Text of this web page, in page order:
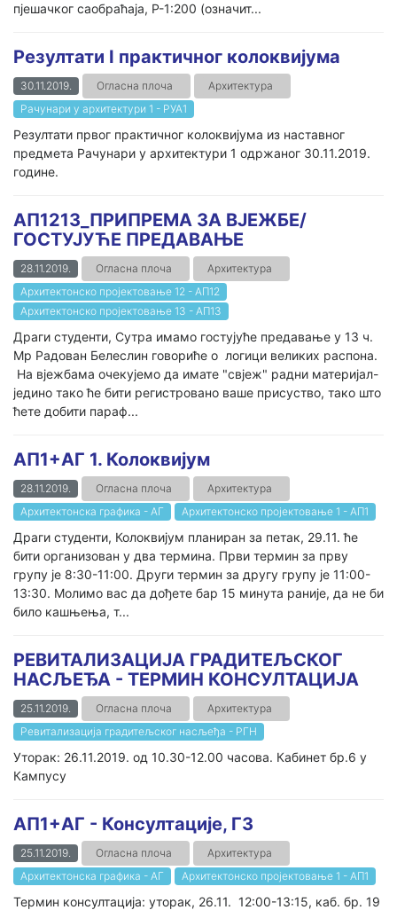
пјешачког саобраћаја, Р-1:200 (означит...
Резултати I практичног колоквијума
30.11.2019. Огласна плоча
Архитектура
Рачунари у архитектури 1 - РУА1
Резултати првог практичног колоквијума из наставног
предмета Рачунари у архитектури 1 одржаног 30.11.2019.
године.
АП1213_ПРИПРЕМА ЗА ВЈЕЖБЕ/
ГОСТУЈУЋЕ ПРЕДАВАЊЕ
28.11.2019. Огласна плоча
Архитектура
Архитектонско пројектовање 12 - АП12
Архитектонско пројектовање 13 - АП13
Драги студенти, Сутра имамо гостујуће предавање у 13 ч.
Мр Радован Белеслин говориће о логици великих распона.
На вјежбама очекујемо да имате "свјеж" радни материјал-
једино тако ће бити регистровано ваше присуство, тако што
ћете добити параф...
АП1+АГ 1. Колоквијум
28.11.2019. Огласна плоча
Архитектура
Архитектонска графика - АГ
Архитектонско пројектовање 1 - AП1
Драги студенти, Колоквијум планиран за петак, 29.11. ће
бити организован у два термина. Први термин за прву
групу је 8:30-11:00. Други термин за другу групу је 11:00-
13:30. Молимо вас да дођете бар 15 минута раније, да не би
било кашњења, т...
РЕВИТАЛИЗАЦИЈА ГРАДИТЕЉСКОГ
НАСЉЕЂА - ТЕРМИН КОНСУЛТАЦИЈА
25.11.2019. Огласна плоча
Архитектура
Ревитализација градитељског насљеђа - РГН
Уторак: 26.11.2019. од 10.30-12.00 часова. Кабинет бр.6 у
Кампусу
АП1+АГ - Консултације, Г3
25.11.2019. Огласна плоча
Архитектура
Архитектонска графика - АГ
Архитектонско пројектовање 1 - AП1
Термин консултација: уторак, 26.11. 12:00-13:15, каб. бр. 19